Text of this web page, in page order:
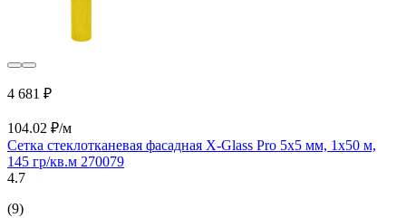
4 681 ₽
104.02 ₽/м
Сетка стеклотканевая фасадная X-Glass Pro 5x5 мм, 1x50 м,
145 гр/кв.м 270079
4.7
(9)